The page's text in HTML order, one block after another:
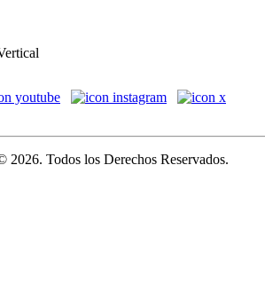
2026. Todos los Derechos Reservados.